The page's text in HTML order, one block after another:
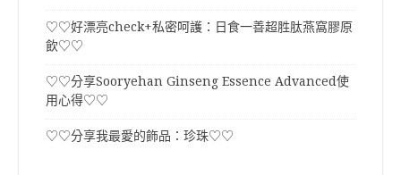
♡♡好漂亮check+私密呵護：日食一善超胜肽燕窩膠原
飲♡♡
♡♡分享Sooryehan Ginseng Essence Advanced使
用心得♡♡
♡♡分享我最愛的飾品：珍珠♡♡